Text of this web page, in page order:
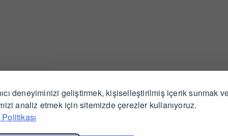
deneyiminizi geliştirmek, kişiselleştirilmiş içerik sunmak
analiz etmek için sitemizde çerezler kullanıyoruz.
İlgili Ürünler